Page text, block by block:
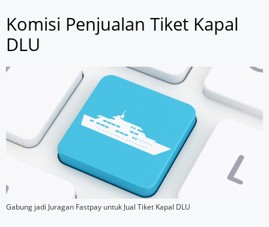
Komisi Penjualan Tiket Kapal
DLU
Gabung jadi Juragan Fastpay untuk Jual Tiket Kapal DLU